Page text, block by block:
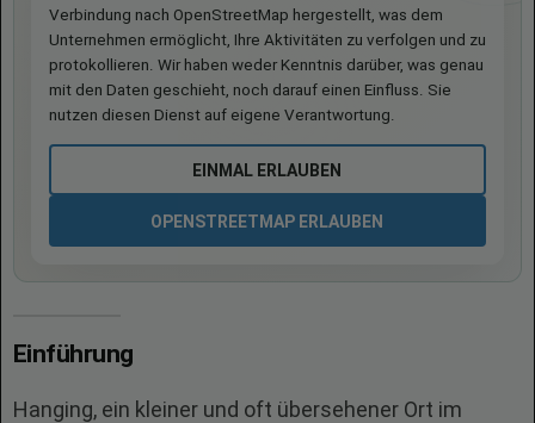
Verbindung nach OpenStreetMap hergestellt, was dem
Unternehmen ermöglicht, Ihre Aktivitäten zu verfolgen und zu
protokollieren. Wir haben weder Kenntnis darüber, was genau
mit den Daten geschieht, noch darauf einen Einfluss. Sie
nutzen diesen Dienst auf eigene Verantwortung.
EINMAL ERLAUBEN
OPENSTREETMAP ERLAUBEN
Einführung
Hanging, ein kleiner und oft übersehener Ort im